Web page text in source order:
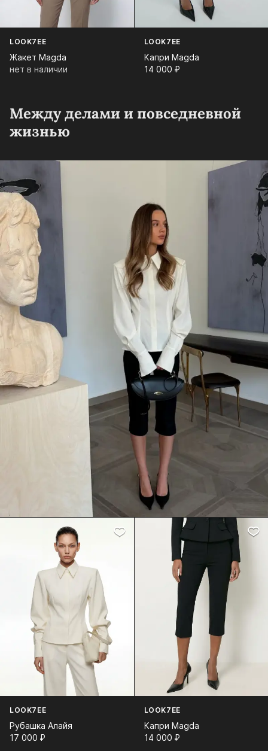
LOOK7EE
Жакет Magda
нет в наличии
LOOK7EE
Капри Magda
14 000⁠ ⁠₽
Между делами и повседневной
жизнью
LOOK7EE
Рубашка Алайя
17 000⁠ ⁠₽
LOOK7EE
Капри Magda
14 000⁠ ⁠₽